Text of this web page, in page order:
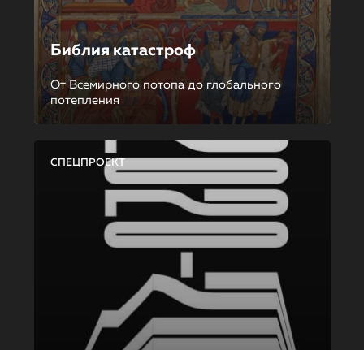
Библия катастроф
От Всемирного потопа до глобального
потепления
СПЕЦПРОЕКТ